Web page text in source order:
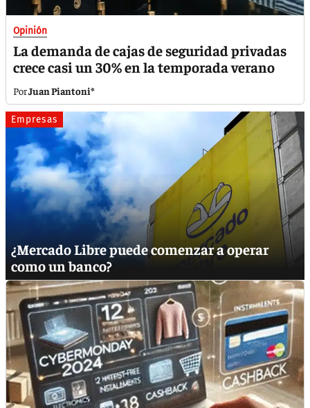
Opinión
La demanda de cajas de seguridad privadas
crece casi un 30% en la temporada verano
Juan Piantoni*
Empresas
¿Mercado Libre puede comenzar a operar
como un banco?